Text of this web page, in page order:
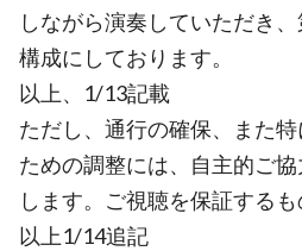
しながら演奏していただき
構成にしております。
以上、1/13記載
ただし、通行の確保、また
ための調整には、自主的ご
します。ご視聴を保証するも
以上1/14追記